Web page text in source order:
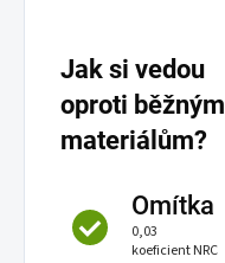
Jak si vedou
oproti běžným
materiálům?
Omítka
0,03
koeficient NRC